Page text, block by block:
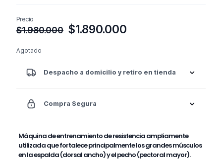
Precio
$1.980.000 El
$1.980.000.
$1.890.000
$1.890.000.
Agotado
Despacho a domicilio y retiro en tienda
Compra Segura
Máquina de entrenamiento de resistencia ampliamente
utilizada que fortalece principalmente los grandes músculos
en la espalda (dorsal ancho) y el pecho (pectoral mayor).